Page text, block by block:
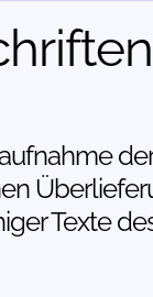
der
Texte